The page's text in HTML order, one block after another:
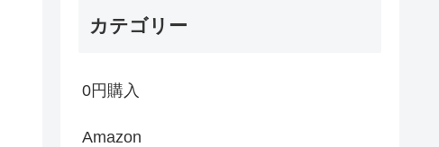
カテゴリー
0円購入
Amazon